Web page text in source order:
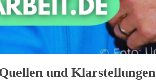
und Klarstellungen